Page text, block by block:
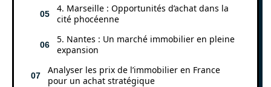
4. Marseille : Opportunités d’achat dans la
cité phocéenne
5. Nantes : Un marché immobilier en pleine
expansion
Analyser les prix de l’immobilier en France
pour un achat stratégique